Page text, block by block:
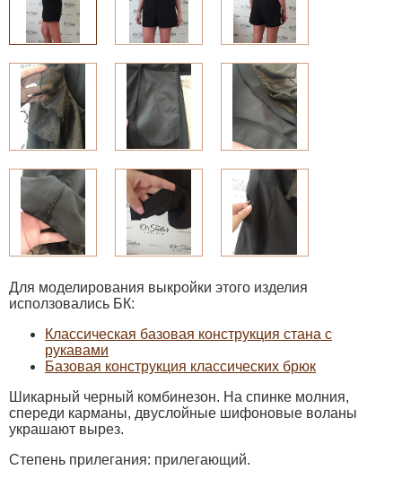
Для моделирования выкройки этого изделия
исползовались БК:
Классическая базовая конструкция стана с
рукавами
Базовая конструкция классических брюк
Шикарный черный комбинезон. На спинке молния,
спереди карманы, двуслойные шифоновые воланы
украшают вырез.
Степень прилегания: прилегающий.